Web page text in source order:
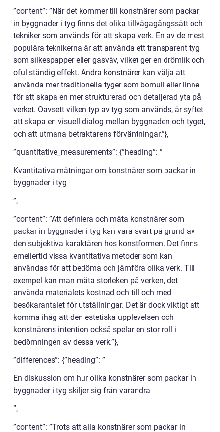
”content”: ”När det kommer till konstnärer som packar
in byggnader i tyg finns det olika tillvägagångssätt och
tekniker som används för att skapa verk. En av de mest
populära teknikerna är att använda ett transparent tyg
som silkespapper eller gasväv, vilket ger en drömlik och
ofullständig effekt. Andra konstnärer kan välja att
använda mer traditionella tyger som bomull eller linne
för att skapa en mer strukturerad och detaljerad yta på
verket. Oavsett vilken typ av tyg som används, är syftet
att skapa en visuell dialog mellan byggnaden och tyget,
och att utmana betraktarens förväntningar.”},
”quantitative_measurements”: {”heading”: ”
Kvantitativa mätningar om konstnärer som packar in
byggnader i tyg
”,
”content”: ”Att definiera och mäta konstnärer som
packar in byggnader i tyg kan vara svårt på grund av
den subjektiva karaktären hos konstformen. Det finns
emellertid vissa kvantitativa metoder som kan
användas för att bedöma och jämföra olika verk. Till
exempel kan man mäta storleken på verken, det
använda materialets kostnad och till och med
besökarantalet för utställningar. Det är dock viktigt att
komma ihåg att den estetiska upplevelsen och
konstnärens intention också spelar en stor roll i
bedömningen av dessa verk.”},
”differences”: {”heading”: ”
En diskussion om hur olika konstnärer som packar in
byggnader i tyg skiljer sig från varandra
”,
”content”: ”Trots att alla konstnärer som packar in